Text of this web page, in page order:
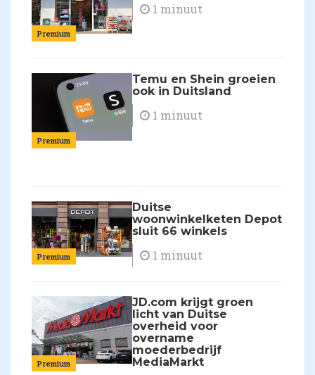
Premium
1 minuut
Premium
Temu en Shein groeien
ook in Duitsland
1 minuut
Premium
Duitse
woonwinkelketen Depot
sluit 66 winkels
1 minuut
Premium
JD.com krijgt groen
licht van Duitse
overheid voor
overname
moederbedrijf
MediaMarkt